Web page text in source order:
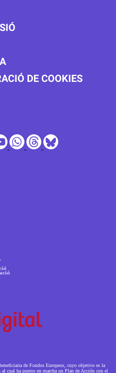
DE COOKIES
de Fondos Europeos, cuyo objetivo es la
cual ha puesto en marcha un Plan de Acción con el